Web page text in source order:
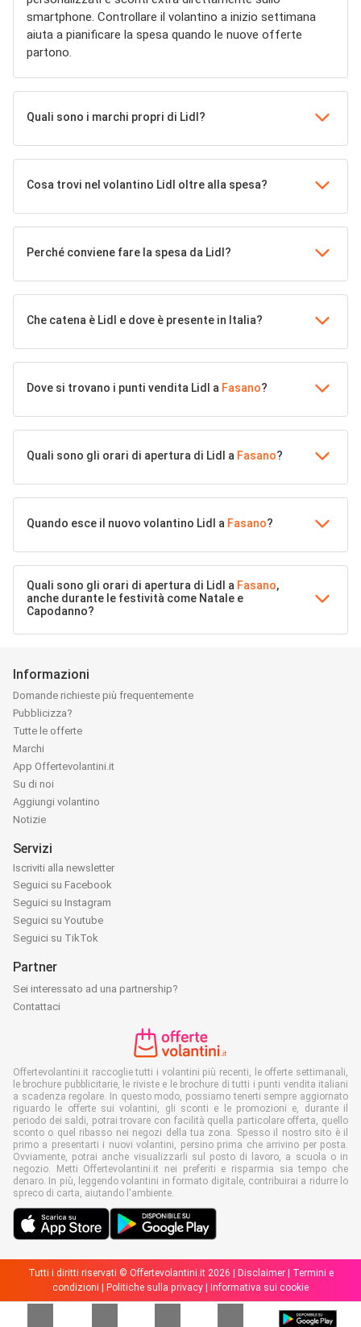
smartphone. Controllare il volantino a inizio settimana
aiuta a pianificare la spesa quando le nuove offerte
partono.
Quali sono i marchi propri di Lidl?
Cosa trovi nel volantino Lidl oltre alla spesa?
Perché conviene fare la spesa da Lidl?
Che catena è Lidl e dove è presente in Italia?
Dove si trovano i punti vendita Lidl a Fasano?
Quali sono gli orari di apertura di Lidl a Fasano?
Quando esce il nuovo volantino Lidl a Fasano?
Quali sono gli orari di apertura di Lidl a Fasano,
anche durante le festività come Natale e
Capodanno?
Informazioni
Domande richieste più frequentemente
Pubblicizza?
Tutte le offerte
Marchi
App Offertevolantini.it
Su di noi
Aggiungi volantino
Notizie
Servizi
Iscriviti alla newsletter
Seguici su Facebook
Seguici su Instagram
Seguici su Youtube
Seguici su TikTok
Partner
Sei interessato ad una partnership?
Contattaci
Offertevolantini.it raccoglie tutti i volantini più recenti, le offerte settimanali,
le brochure pubblicitarie, le riviste e le brochure di tutti i punti vendita italiani
a scadenza regolare. In questo modo, possiamo tenerti sempre aggiornato
riguardo le offerte sui volantini, gli sconti e le promozioni e, durante il
periodo dei saldi, potrai trovare con facilità quella particolare offerta, quello
sconto o quel ribasso nei negozi della tua zona. Spesso il nostro sito è il
primo a presentarti i nuovi volantini, persino prima che arrivino per posta.
Ovviamente, potrai anche visualizzarli sul posto di lavoro, a scuola o in
negozio. Metti Offertevolantini.it nei preferiti e risparmia sia tempo che
denaro. In più, leggendo volantini in formato digitale, contribuirai a ridurre lo
spreco di carta, aiutando l'ambiente.
Tutti i diritti riservati © Offertevolantini.it 2026 | Disclaimer| Termini e
condizioni | Politiche sulla privacy | Informativa sui cookie